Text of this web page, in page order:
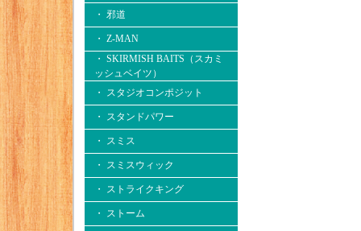
・ 邪道
・ Z-MAN
・ SKIRMISH BAITS（スカミ
ッシュベイツ）
・ スタジオコンポジット
・ スタンドパワー
・ スミス
・ スミスウィック
・ ストライクキング
・ ストーム